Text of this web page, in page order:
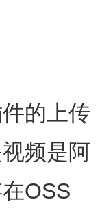
的上传
频是阿
OSS